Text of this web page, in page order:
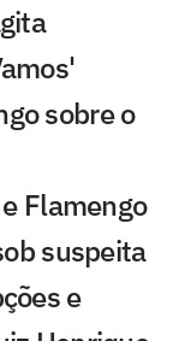
sobre o
Flamengo
suspeita
e